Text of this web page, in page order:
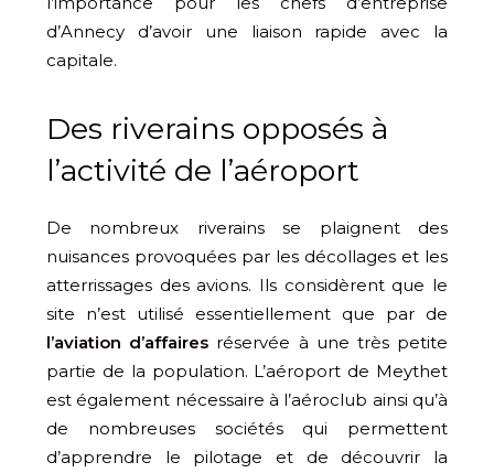
d’Annecy d’avoir une liaison rapide avec la
capitale.
Des riverains opposés à
l’activité de l’aéroport
De nombreux riverains se plaignent des
nuisances provoquées par les décollages et les
atterrissages des avions. Ils considèrent que le
site n’est utilisé essentiellement que par de
l’aviation d’affaires réservée à une très petite
partie de la population. L’aéroport de Meythet
est également nécessaire à l’aéroclub ainsi qu’à
de nombreuses sociétés qui permettent
d’apprendre le pilotage et de découvrir la